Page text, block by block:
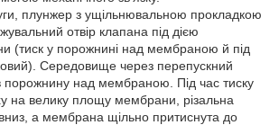
плунжер з ущільнювальною прокладкою
отвір клапана під дією
(тиск у порожнині над мембраною й під
Середовище через перепускний
порожнину над мембраною. Під час тиску
на велику площу мембрани, різальна
а мембрана щільно притиснута до